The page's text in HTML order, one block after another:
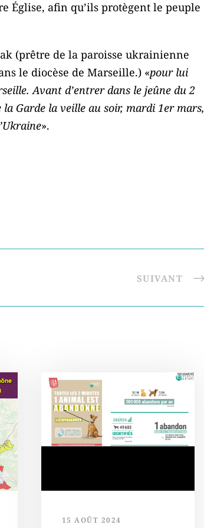
Église, afin qu’ils protègent le peuple
(prêtre de la paroisse ukrainienne
le diocèse de Marseille.) «pour lui
Avant d’entrer dans le jeûne du 2
Garde la veille au soir, mardi 1er mars,
».
SUIVANT
15 AOÛT 2024